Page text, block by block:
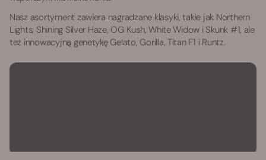
Nasz asortyment zawiera nagradzane klasyki, takie jak Northern
Lights, Shining Silver Haze, OG Kush, White Widow i Skunk #1, ale
też innowacyjną genetykę Gelato, Gorilla, Titan F1 i Runtz.